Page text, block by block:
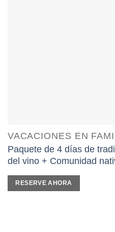
VACACIONES EN
Paquete de 4 días de
del vino + Comunidad
RESERVE AHORA